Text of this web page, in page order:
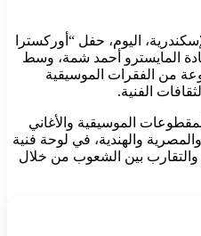
اليوم، حفل “أوركسترا
المايسترو أحمد شمة، وسط
من الفقرات الموسيقية
الفنية.
الموسيقية والأغاني
والهندية، في لوحة فنية
والتقارب بين الشعوب من خلال